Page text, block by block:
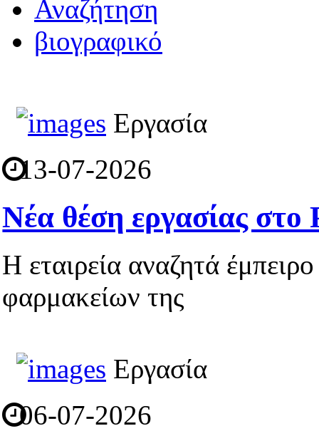
Αναζήτηση
βιογραφικό
Εργασία
13-07-2026
Νέα θέση εργασίας
Η εταιρεία αναζητά
φαρμακείων της
Εργασία
06-07-2026